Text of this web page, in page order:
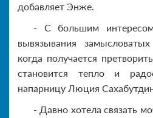
добавляет Энже.
- С большим
вывязывания
когда получается
становится тепло и
напарницу Люция
- Давно хотела связать